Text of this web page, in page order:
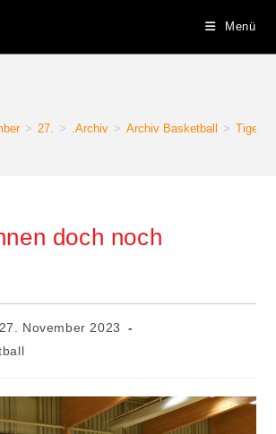
Menü
> 27. > .Archiv > Archiv Basketball > Tigers
doch noch
27. November 2023